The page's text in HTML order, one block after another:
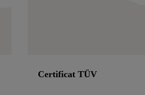
Certificat TÜV